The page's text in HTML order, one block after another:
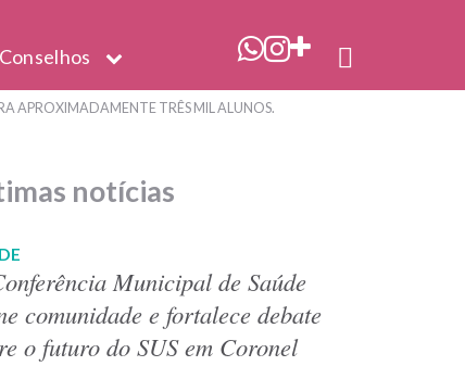
Conselhos
link
em
Instagram
abre
Mais
redes
sociaisno
APROXIMADAMENTE TRÊS MIL ALUNOS.
notícias
Municipal de Saúde
comunidade e fortalece debate
o futuro do SUS em Coronel